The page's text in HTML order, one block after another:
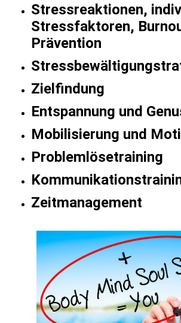
Stressreaktionen,
Stressfaktoren,
Prävention
Zielfindung
Entspannung und
Mobilisierung und
Problemlösetraining
Zeitmanagement